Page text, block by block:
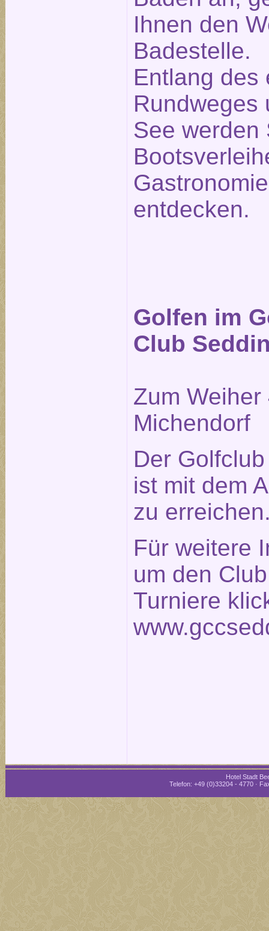
Ihnen den
Badestelle.
Entlang des
Rundweges
See werden
entdecken.
Golfen im
Club
Zum
Michendorf
Der
ist mit dem
zu
Für weitere
um den
Turniere
Hotel Stadt
Telefon: +49 (0)33204 - 4770 ·